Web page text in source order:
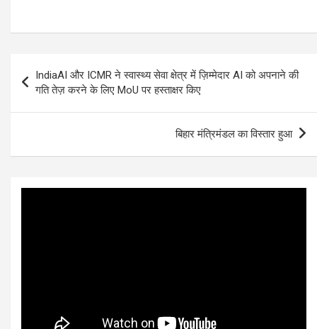
navigation
IndiaAI और ICMR ने स्वास्थ्य सेवा क्षेत्र में ज़िम्मेदार AI को अपनाने की
गति तेज़ करने के लिए MoU पर हस्ताक्षर किए
बिहार मंत्रिमंडल का विस्तार हुआ